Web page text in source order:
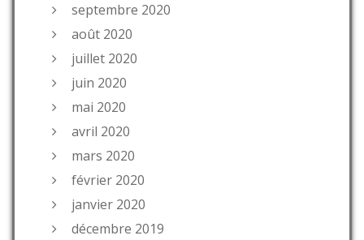
septembre 2020
août 2020
juillet 2020
juin 2020
mai 2020
avril 2020
mars 2020
février 2020
janvier 2020
décembre 2019